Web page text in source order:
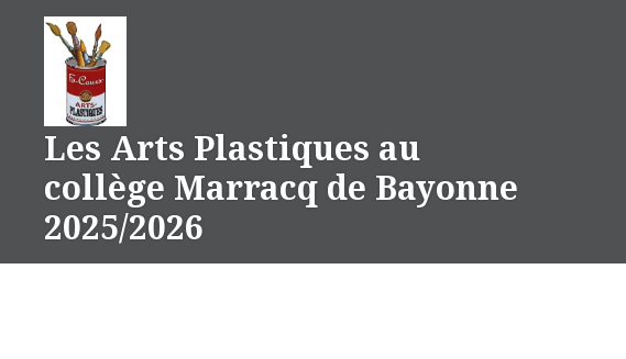
Les Arts Plastiques au
collège Marracq de Bayonne
2025/2026